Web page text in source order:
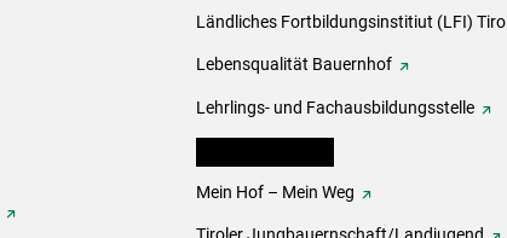
Ländliches Fortbildungsinstitiut (LFI) Tirol
Lebensqualität Bauernhof
Lehrlings- und Fachausbildungsstelle
Mein Hof – Mein Weg